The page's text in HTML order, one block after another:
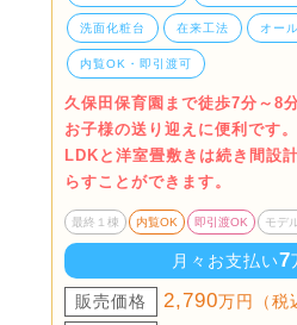
洗面化粧台 在来工法 オー
内覧OK・即引渡可
久保田保育園まで徒歩7分～8
お子様の送り迎えに便利です。
LDKと洋室畳敷きは続き間設
らすことができます。
最終１棟 内覧OK 即引渡OK モデ
月々お支払い7
販売価格 2,790万円（税